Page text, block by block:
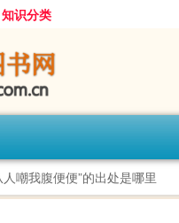
知识分类
人嘲我腹便便”的出处是哪里